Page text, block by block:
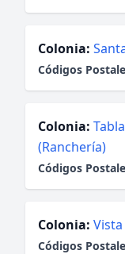
Colonia:
Códigos
Colonia:
(Ranchería)
Códigos
Colonia:
Códigos